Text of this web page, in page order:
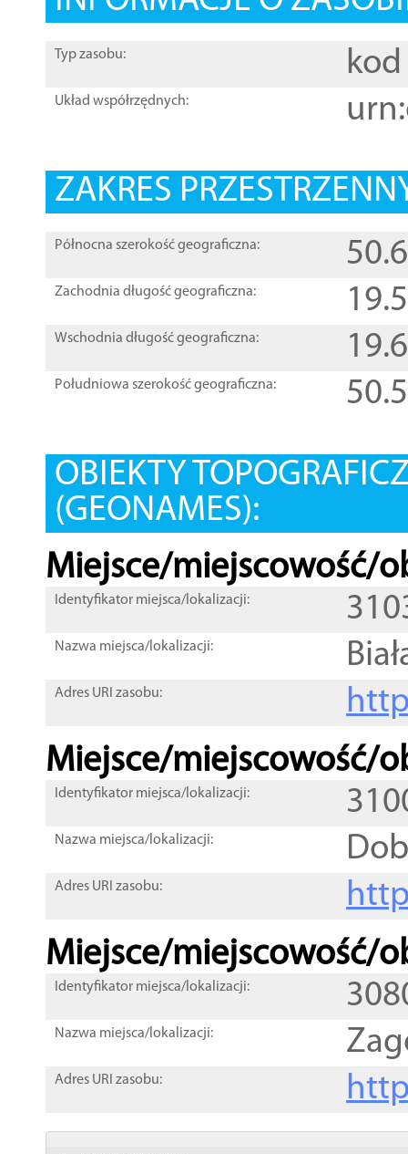
Typ zasobu: kod
Układ współrzędnych:
ZAKRES
Północna szerokość geograficzna:
Zachodnia długość geograficzna:
Wschodnia długość geograficzna:
Południowa szerokość geograficzna:
OBIEKTY
(GEONAMES):
Miejsce/miejscowość/
Identyfikator miejsca/lokalizacji:
Nazwa miejsca/lokalizacji:
Adres URI zasobu:
Miejsce/miejscowość/
Identyfikator miejsca/lokalizacji:
Nazwa miejsca/lokalizacji:
Adres URI zasobu:
Miejsce/miejscowość/
Identyfikator miejsca/lokalizacji:
Nazwa miejsca/lokalizacji:
Adres URI zasobu: